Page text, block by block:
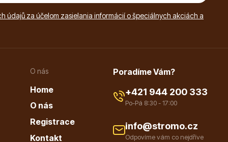
údajů za účelom zasielania informácií o špeciálnych akciách a
O nás
Home
O nás
Registrace
Kontakt
Poradíme Vám?
+421 944 200 333
Po-Pá 8:30 - 17:00
info@stromo.cz
Odpovíme vám co nejdříve